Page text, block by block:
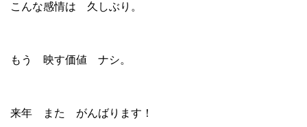
こんな感情は 久しぶり。
もう 映す価値 ナシ。
来年 また がんばります！